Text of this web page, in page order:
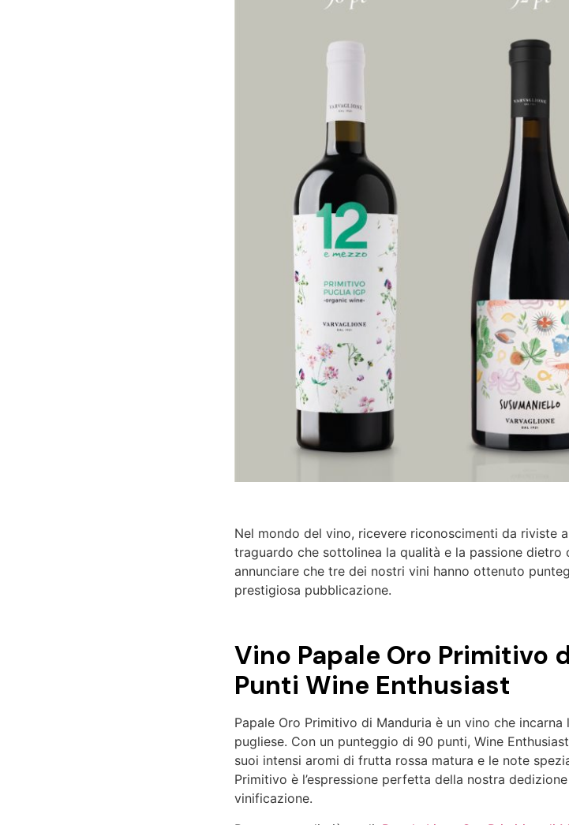
Nel mondo del vino, ricevere riconoscimenti da riviste
traguardo che sottolinea la qualità e la passione
annunciare che tre dei nostri vini hanno ottenuto
prestigiosa pubblicazione.
Vino Papale Oro Primitivo
Punti Wine Enthusiast
Papale Oro Primitivo di Manduria è un vino che
pugliese. Con un punteggio di 90 punti, Wine
suoi intensi aromi di frutta rossa matura e le note
Primitivo è l’espressione perfetta della nostra
vinificazione.